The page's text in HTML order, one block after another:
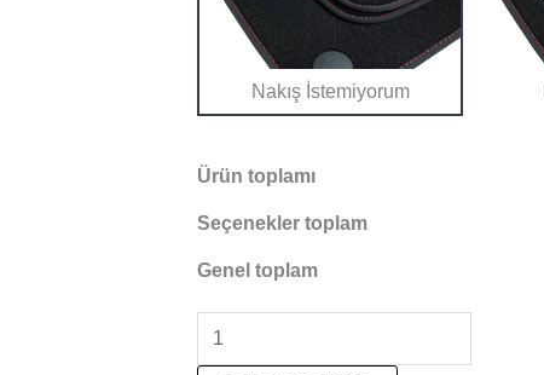
Nakış İstemiyorum
Ürün toplamı
Seçenekler toplam
Genel toplam